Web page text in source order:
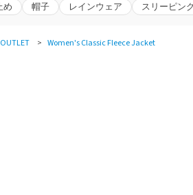
め 帽子 レインウェア スリーピン
OUTLET > Women's Classic Fleece Jacket